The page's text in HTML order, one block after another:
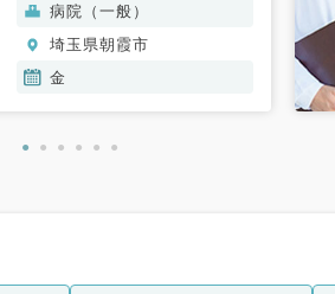
病院（一般）
埼玉県朝霞市
金